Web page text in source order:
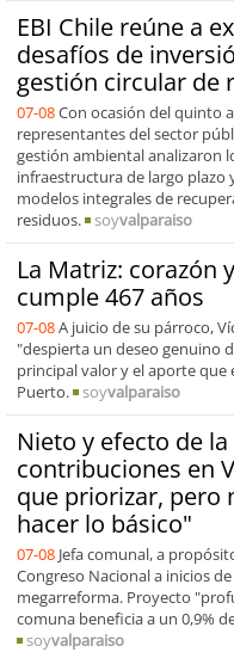
EBI Chile reúne a
desafíos de
gestión circular de
07-08Con ocasión del quinto
representantes del sector
gestión ambiental analizaron
infraestructura de largo plazo
modelos integrales de
residuos.
soyvalparaiso
La Matriz: corazón
cumple 467 años
07-08A juicio de su párroco,
"despierta un deseo genuino
principal valor y el aporte
Puerto.
soyvalparaiso
Nieto y efecto de
contribuciones en
que priorizar, pero
hacer lo básico"
07-08 Jefa comunal, a
Congreso Nacional a inicios
megarreforma. Proyecto
comuna beneficia a un 0,9%
soyvalparaiso